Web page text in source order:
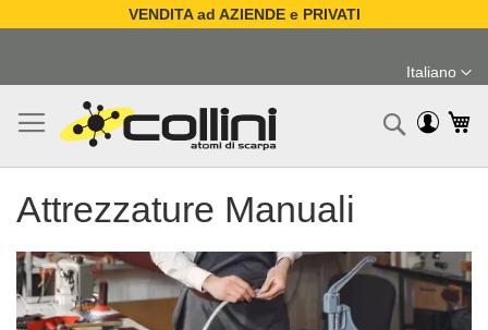
VENDITA ad AZIENDE e PRIVATI
contenuto
Lingua
Italiano
Attrezzature Manuali